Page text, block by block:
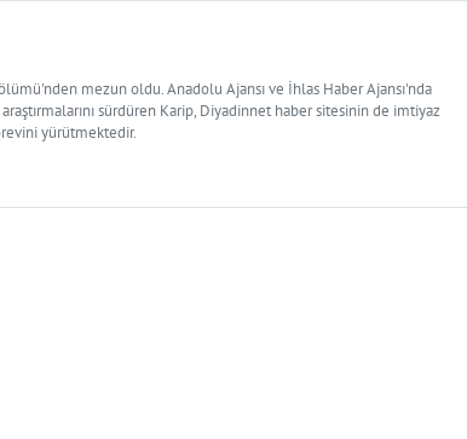
mezun oldu. Anadolu Ajansı ve İhlas Haber Ajansı'nda
sürdüren Karip, Diyadinnet haber sitesinin de imtiyaz
yürütmektedir.